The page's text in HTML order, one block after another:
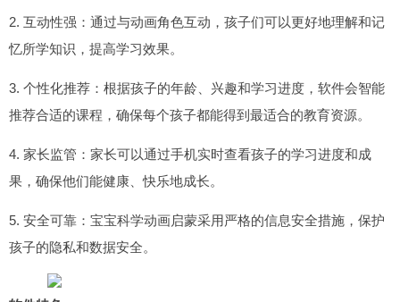
2. 互动性强：通过与动画角色互动，孩子们可以更好地理解和记
忆所学知识，提高学习效果。
3. 个性化推荐：根据孩子的年龄、兴趣和学习进度，软件会智能
推荐合适的课程，确保每个孩子都能得到最适合的教育资源。
4. 家长监管：家长可以通过手机实时查看孩子的学习进度和成
果，确保他们能健康、快乐地成长。
5. 安全可靠：宝宝科学动画启蒙采用严格的信息安全措施，保护
孩子的隐私和数据安全。